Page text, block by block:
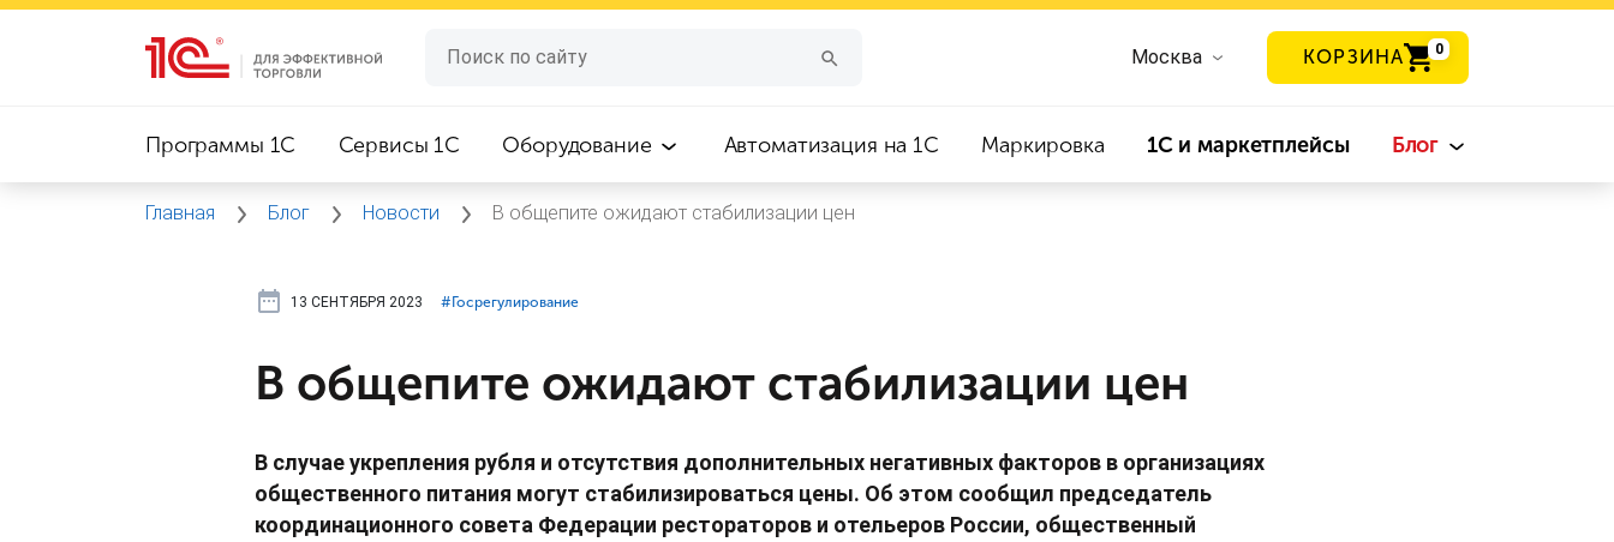
Москва КОРЗИНА 0
Программы 1C Сервисы 1C Оборудование Автоматизация на 1С Маркировка 1С и маркетплейсы Блог
Главная Блог Новости В общепите ожидают стабилизации цен
13 СЕНТЯБРЯ 2023 #⁣Госрегулирование
В общепите ожидают стабилизации цен
В случае укрепления рубля и отсутствия дополнительных негативных факторов в организациях
общественного питания могут стабилизироваться цены. Об этом сообщил председатель
координационного совета Федерации рестораторов и отельеров России, общественный